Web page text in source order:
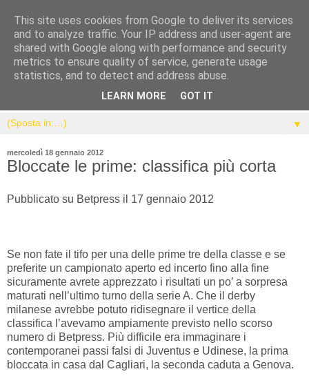
▼
mercoledì 18 gennaio 2012
Bloccate le prime: classifica più corta
Pubblicato su Betpress il 17 gennaio 2012
Se non fate il tifo per una delle prime tre della classe e se
preferite un campionato aperto ed incerto fino alla fine
sicuramente avrete apprezzato i risultati un po’ a sorpresa
maturati nell’ultimo turno della serie A. Che il derby
milanese avrebbe potuto ridisegnare il vertice della
classifica l’avevamo ampiamente previsto nello scorso
numero di Betpress. Più difficile era immaginare i
contemporanei passi falsi di Juventus e Udinese, la prima
bloccata in casa dal Cagliari, la seconda caduta a Genova.
This site uses cookies from Google to deliver its services
and to analyze traffic. Your IP address and user-agent are
shared with Google along with performance and security
metrics to ensure quality of service, generate usage
statistics, and to detect and address abuse.
LEARN MORE GOT IT